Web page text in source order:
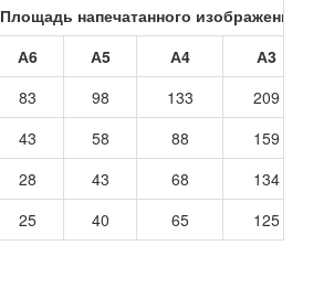
Площадь напечатанного изображения
А6
А5 А4
А3
83 98 133
209
43 58 88
159
28 43 68
134
25 40 65 125